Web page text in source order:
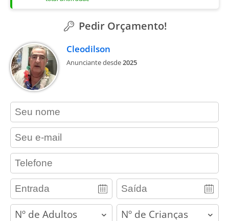
Pedir Orçamento!
Cleodilson
Anunciante desde2025
contact_name
contact_email
contact_phone
adults children